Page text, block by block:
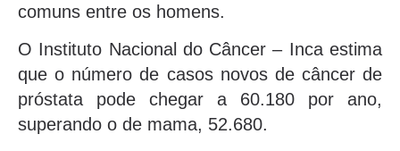
comuns entre os homens.
O Instituto Nacional do Câncer – Inca estima
que o número de casos novos de câncer de
próstata pode chegar a 60.180 por ano,
superando o de mama, 52.680.